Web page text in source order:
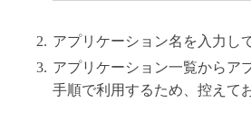
アプリケーション名を入力し
アプリケーション一覧からア
手順で利用するため、控えて